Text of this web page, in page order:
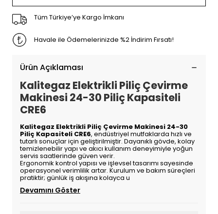
Tüm Türkiye’ye Kargo İmkanı
Havale ile Ödemelerinizde %2 İndirim Fırsatı!
Ürün Açıklaması
Kalitegaz Elektrikli Piliç Çevirme
Makinesi 24-30 Piliç Kapasiteli
CRE6
Kalitegaz Elektrikli Piliç Çevirme Makinesi 24-30
Piliç Kapasiteli CRE6, endüstriyel mutfaklarda hızlı ve
tutarlı sonuçlar için geliştirilmiştir. Dayanıklı gövde, kolay
temizlenebilir yapı ve akıcı kullanım deneyimiyle yoğun
servis saatlerinde güven verir.
Ergonomik kontrol yapısı ve işlevsel tasarımı sayesinde
operasyonel verimlilik artar. Kurulum ve bakım süreçleri
pratiktir; günlük iş akışına kolayca u
Devamını Göster